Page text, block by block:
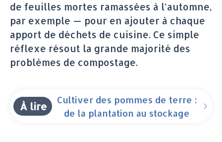
de feuilles mortes ramassées à l’automne,
par exemple — pour en ajouter à chaque
apport de déchets de cuisine. Ce simple
réflexe résout la grande majorité des
problèmes de compostage.
À lire
Cultiver des pommes de terre :
de la plantation au stockage